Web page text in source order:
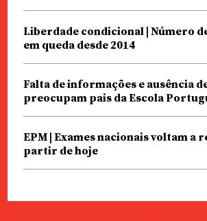
Liberdade condicional | Número
em queda desde 2014
Falta de informações e ausência
preocupam pais da Escola
EPM | Exames nacionais voltam a
partir de hoje